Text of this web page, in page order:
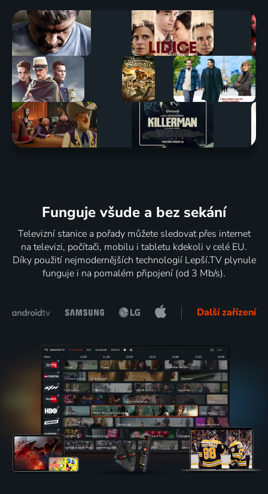
Funguje všude a bez sekání
Televizní stanice a pořady můžete sledovat přes internet
na televizi, počítači, mobilu i tabletu kdekoli v celé EU.
Díky použití nejmodernějších technologií Lepší.TV plynule
funguje i na pomalém připojení (od 3 Mb/s).
Další zařízení